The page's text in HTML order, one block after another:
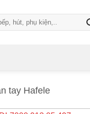
tay Hafele